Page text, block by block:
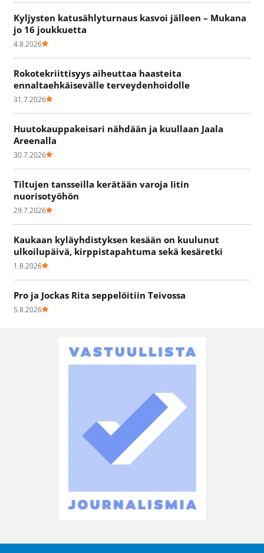
Kyljysten katusählyturnaus kasvoi jälleen – Mukana
jo 16 joukkuetta
4.8.2026
Rokotekriittisyys aiheuttaa haasteita
ennaltaehkäisevälle terveydenhoidolle
31.7.2026
Huutokauppakeisari nähdään ja kuullaan Jaala
Areenalla
30.7.2026
Tiltujen tansseilla kerätään varoja Iitin
nuorisotyöhön
29.7.2026
Kaukaan kyläyhdistyksen kesään on kuulunut
ulkoilupäivä, kirppistapahtuma sekä kesäretki
1.8.2026
Pro ja Jockas Rita seppelöitiin Teivossa
5.8.2026